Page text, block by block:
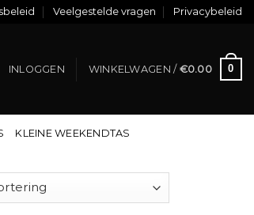
Veelgestelde vragen Privacybeleid
INLOGGEN WINKELWAGEN / €0.00 0
KLEINE WEEKENDTAS